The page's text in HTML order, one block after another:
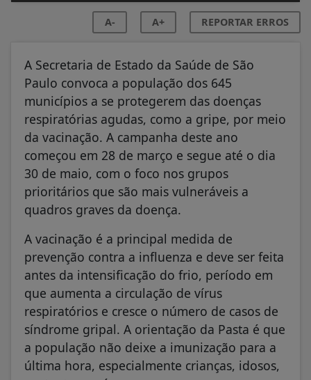
A- A+ REPORTAR ERROS
A Secretaria de Estado da Saúde de São
Paulo convoca a população dos 645
municípios a se protegerem das doenças
respiratórias agudas, como a gripe, por meio
da vacinação. A campanha deste ano
começou em 28 de março e segue até o dia
30 de maio, com o foco nos grupos
prioritários que são mais vulneráveis a
quadros graves da doença.
A vacinação é a principal medida de
prevenção contra a influenza e deve ser feita
antes da intensificação do frio, período em
que aumenta a circulação de vírus
respiratórios e cresce o número de casos de
síndrome gripal. A orientação da Pasta é que
a população não deixe a imunização para a
última hora, especialmente crianças, idosos,